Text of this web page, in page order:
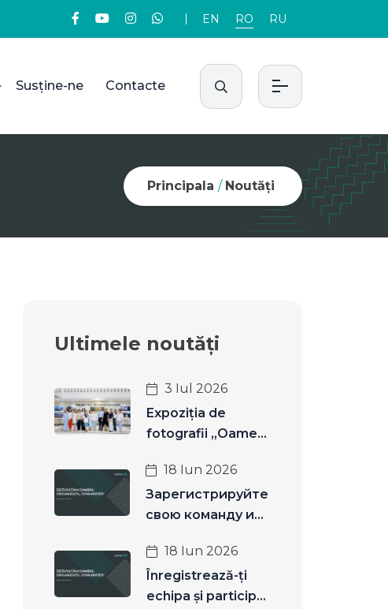
EN RO RU
Susține-ne Contacte
Principala / Noutăți
Ultimele noutăți
3 Iul 2026
Expoziția de
fotografii „Oameni
18 Iun 2026
Зарегистрируйте
свою команду и
18 Iun 2026
Înregistrează-ți
echipa și participă